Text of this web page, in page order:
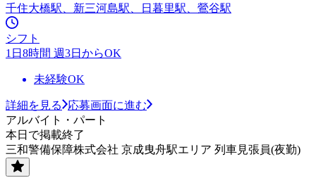
千住大橋駅、新三河島駅、日暮里駅、鶯谷駅
シフト
1日8時間 週3日からOK
未経験OK
詳細を見る
応募画面に進む
アルバイト・パート
本日で掲載終了
三和警備保障株式会社 京成曳舟駅エリア 列車見張員(夜勤)